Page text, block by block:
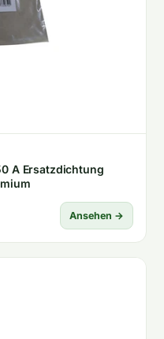
A Ersatzdichtung
Ansehen →